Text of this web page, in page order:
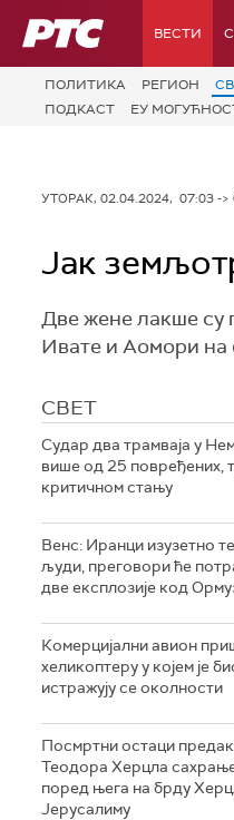
РТС ВЕСТИ
ПОЛИТИКА РЕГИОН
ПОДКАСТ
ЕУ
УТОРАК, 02.04.2024, 07:03 ->
Јак
Две жене лакше су
Ивате и Аомори на
СВЕТ
Судар два трамваја у
више од 25 повређених,
критичном стању
Венс: Иранци изузетно
људи, преговори ће
две експлозије код
Комерцијални авион
хеликоптеру у којем је
истражују се околности
Посмртни остаци
Теодора Херцла
поред њега на брду
Јерусалиму